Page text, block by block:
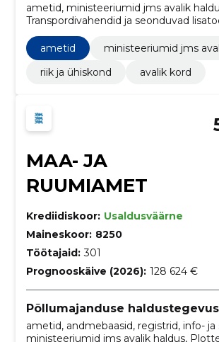
ametid, ministeeriumid jms avalik
Transpordivahendid ja seonduvad
Minibussid, Sõiduautod,
ühiskond
ametid
ministeeriumid jms
riik ja ühiskond
avalik kord
MAA- JA
RUUMIAMET
Krediidiskoor: Usaldusväärne
Maineskoor: 8250
Töötajaid: 301
Prognooskäive (2026): 128 624 €
Põllumajanduse
ametid, andmebaasid, registrid, info-
ministeeriumid jms avalik haldus,